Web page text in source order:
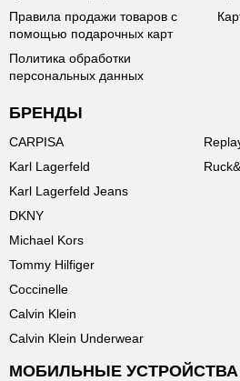
Правила продажи товаров с
помощью подарочных карт
Политика обработки
персональных данных
БРЕНДЫ
CARPISA
Karl Lagerfeld
Karl Lagerfeld Jeans
DKNY
Michael Kors
Tommy Hilfiger
Coccinelle
Calvin Klein
Calvin Klein Underwear
МОБИЛЬНЫЕ УСТРОЙСТВА